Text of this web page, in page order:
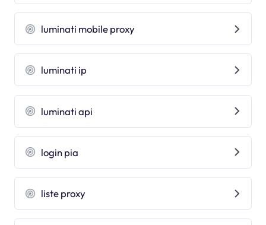
luminati mobile proxy
luminati ip
luminati api
login pia
liste proxy